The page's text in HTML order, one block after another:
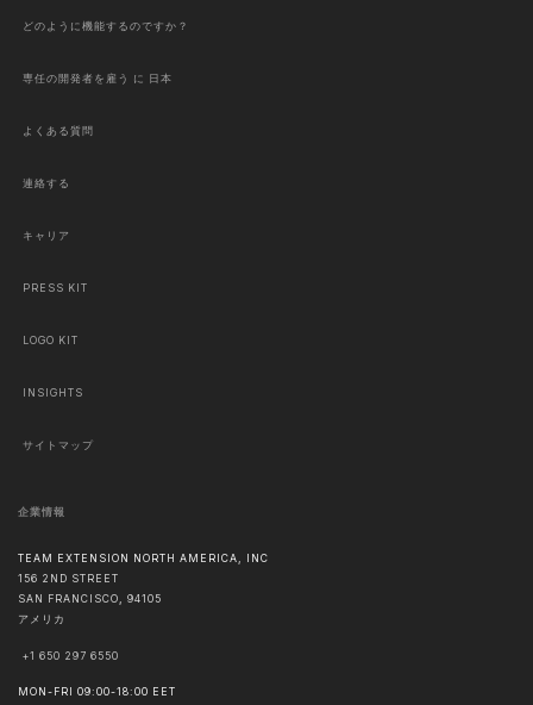
どのように機能するのですか？
専任の開発者を雇う に 日本
よくある質問
連絡する
キャリア
PRESS KIT
LOGO KIT
INSIGHTS
サイトマップ
企業情報
TEAM EXTENSION NORTH AMERICA, INC
156 2ND STREET
SAN FRANCISCO, 94105
アメリカ
+1 650 297 6550
MON-FRI 09:00-18:00 EET